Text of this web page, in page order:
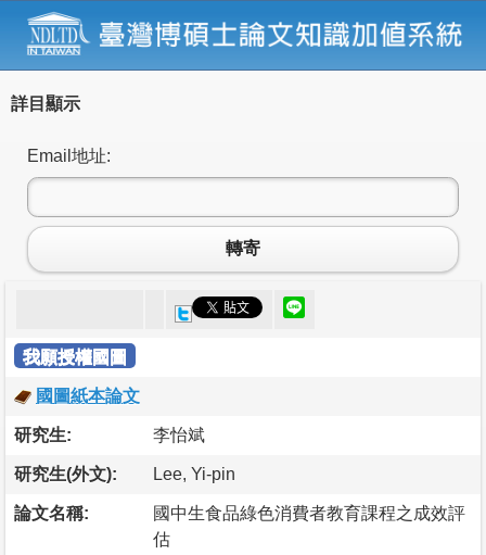
詳目顯示
Email地址:
轉寄
我願授權國圖
國圖紙本論文
研究生: 李怡斌
研究生(外文): Lee, Yi-pin
論文名稱:
國中生食品綠色消費者教育課程之成效評
估